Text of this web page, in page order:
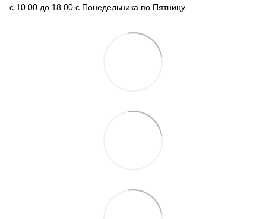
с 10.00 до 18.00 с Понедельника по Пятницу